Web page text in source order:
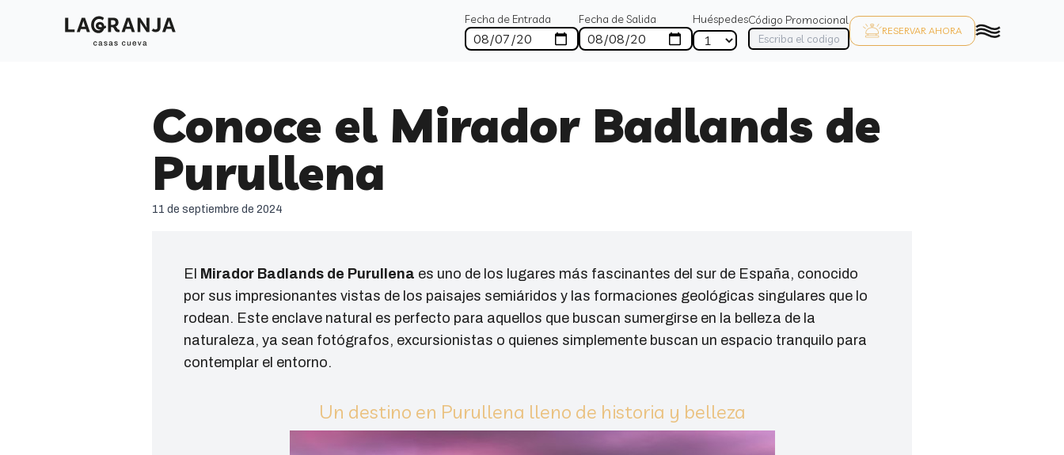
Fecha de Entrada Fecha de Salida HuéspedesCódigo Promocional
RESERVAR AHORA
Conoce el Mirador Badlands de
Purullena
11 de septiembre de 2024
El Mirador Badlands de Purullena es uno de los lugares más fascinantes del sur de España, conocido
por sus impresionantes vistas de los paisajes semiáridos y las formaciones geológicas singulares que lo
rodean. Este enclave natural es perfecto para aquellos que buscan sumergirse en la belleza de la
naturaleza, ya sean fotógrafos, excursionistas o quienes simplemente buscan un espacio tranquilo para
contemplar el entorno.
Un destino en Purullena lleno de historia y belleza